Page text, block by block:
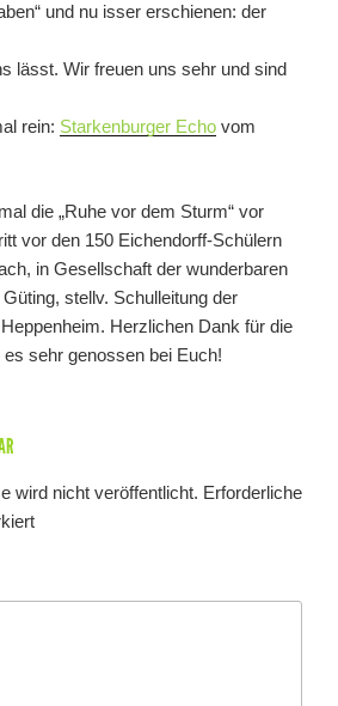
und nu isser erschienen: der
lässt. Wir freuen uns sehr und sind
rein: Starkenburger Echo vom
die „Ruhe vor dem Sturm“ vor
vor den 150 Eichendorff-Schülern
in Gesellschaft der wunderbaren
stellv. Schulleitung der
Herzlichen Dank für die
sehr genossen bei Euch!
wird nicht veröffentlicht. Erforderliche